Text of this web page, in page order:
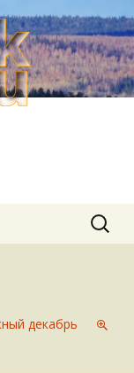
Найти:
декабрь